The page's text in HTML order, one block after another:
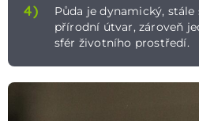
4)
Půda je dynamický,
přírodní útvar, zároveň
sfér životního prostředí.